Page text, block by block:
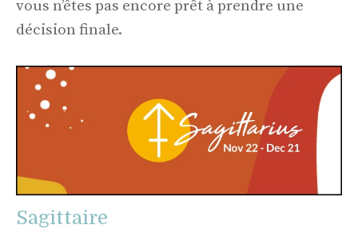
vous n’êtes pas encore prêt à prendre une
décision finale.
Sagittaire